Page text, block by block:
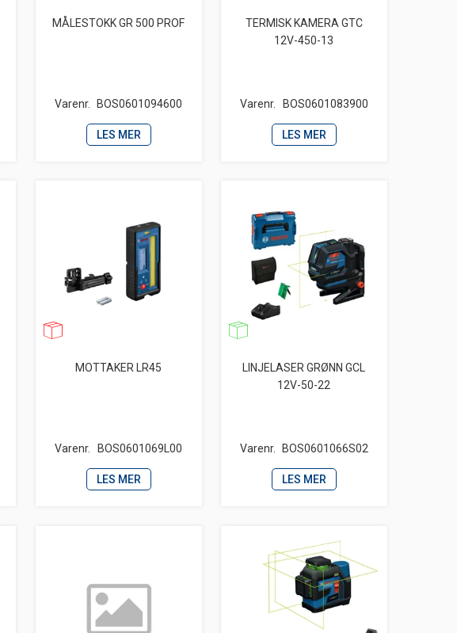
MÅLESTOKK GR 500 PROF
Varenr. BOS0601094600
LES MER
TERMISK KAMERA GTC
12V-450-13
Varenr. BOS0601083900
LES MER
MOTTAKER LR45
Varenr. BOS0601069L00
LES MER
LINJELASER GRØNN GCL
12V-50-22
Varenr. BOS0601066S02
LES MER